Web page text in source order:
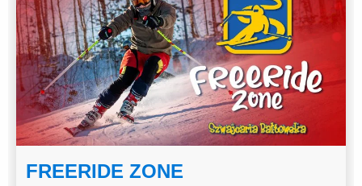
FREERIDE ZONE